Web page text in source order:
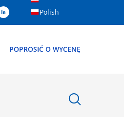
Polish
POPROSIĆ O WYCENĘ